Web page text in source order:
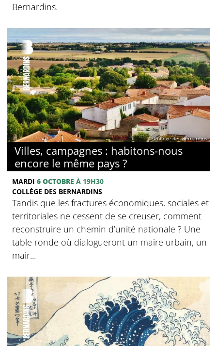
Bernardins.
© Collège des Bernardins
Villes, campagnes : habitons-nous
encore le même pays ?
MARDI 6 OCTOBRE À 19H30
COLLÈGE DES BERNARDINS
Tandis que les fractures économiques, sociales et
territoriales ne cessent de se creuser, comment
reconstruire un chemin d’unité nationale ? Une
table ronde où dialogueront un maire urbain, un
mair...